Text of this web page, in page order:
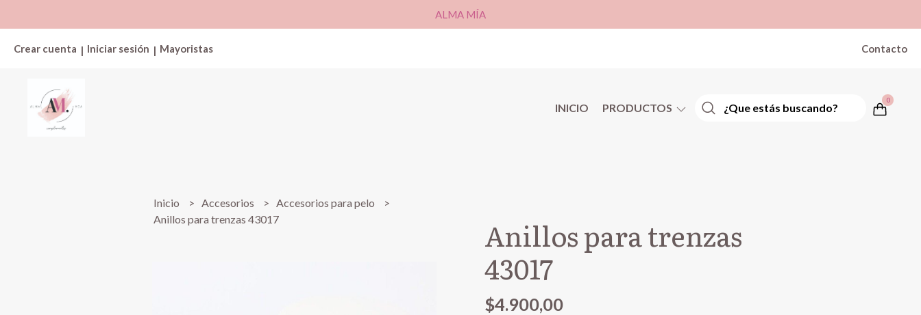
ALMA MÍA
Crear cuenta | Iniciar sesión | Mayoristas Contacto
INICIO PRODUCTOS
0
Inicio Accesorios
Accesorios para pelo
Anillos para trenzas 43017
Anillos para trenzas
43017
$4.900,00